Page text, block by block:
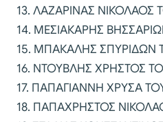
13. ΛΑΖΑΡΙΝΑΣ ΝΙΚΟΛΑΟΣ
14. ΜΕΣΙΑΚΑΡΗΣ
15. ΜΠΑΚΑΛΗΣ ΣΠΥΡΙΔΩΝ
16. ΝΤΟΥΒΛΗΣ ΧΡΗΣΤΟΣ
17. ΠΑΠΑΓΙΑΝΝΗ ΧΡΥΣΑ
18. ΠΑΠΑΧΡΗΣΤΟΣ